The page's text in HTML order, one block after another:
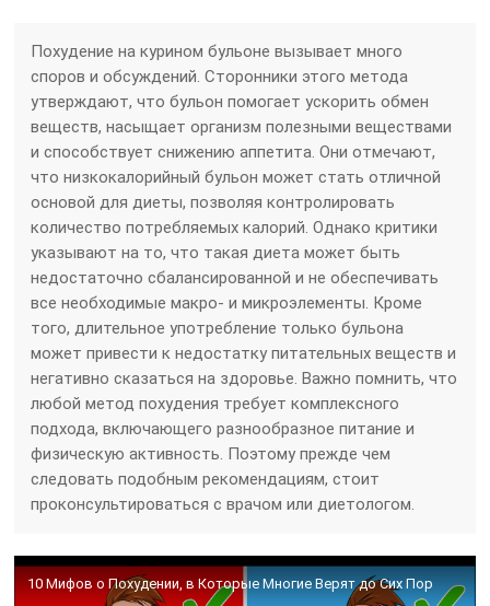
Похудение на курином бульоне вызывает много
споров и обсуждений. Сторонники этого метода
утверждают, что бульон помогает ускорить обмен
веществ, насыщает организм полезными веществами
и способствует снижению аппетита. Они отмечают,
что низкокалорийный бульон может стать отличной
основой для диеты, позволяя контролировать
количество потребляемых калорий. Однако критики
указывают на то, что такая диета может быть
недостаточно сбалансированной и не обеспечивать
все необходимые макро- и микроэлементы. Кроме
того, длительное употребление только бульона
может привести к недостатку питательных веществ и
негативно сказаться на здоровье. Важно помнить, что
любой метод похудения требует комплексного
подхода, включающего разнообразное питание и
физическую активность. Поэтому прежде чем
следовать подобным рекомендациям, стоит
проконсультироваться с врачом или диетологом.
10 Мифов о Похудении, в Которые Многие Верят до Сих Пор